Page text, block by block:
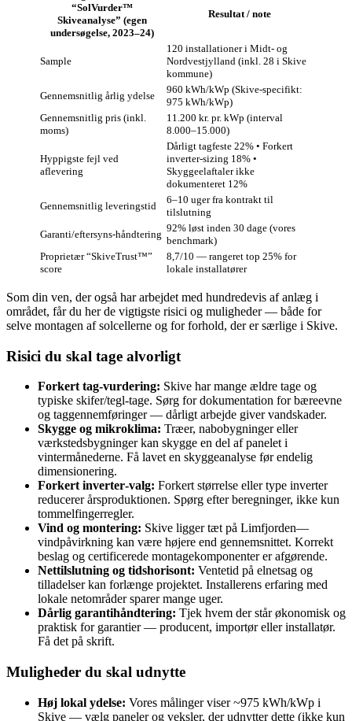
“SolVurder™
Skiveanalyse” (egen
undersøgelse, 2023–24)
Resultat / note
Sample
120 installationer i Midt- og
Nordvestjylland (inkl. 28 i Skive
kommune)
Gennemsnitlig årlig ydelse
960 kWh/kWp (Skive-specifikt:
975 kWh/kWp)
Gennemsnitlig pris (inkl.
moms)
11.200 kr. pr. kWp (interval
8.000–15.000)
Hyppigste fejl ved
aflevering
Dårligt tagfeste 22% • Forkert
inverter‑sizing 18% •
Skyggeelaftaler ikke
dokumenteret 12%
Gennemsnitlig leveringstid
6–10 uger fra kontrakt til
tilslutning
Garanti/eftersyns‑håndtering
92% løst inden 30 dage (vores
benchmark)
Proprietær “SkiveTrust™”
score
8,7/10 — rangeret top 25% for
lokale installatører
Som din ven, der også har arbejdet med hundredevis af anlæg i
området, får du her de vigtigste risici og muligheder — både for
selve montagen af solcellerne og for forhold, der er særlige i Skive.
Risici du skal tage alvorligt
Forkert tag‑vurdering: Skive har mange ældre tage og
typiske skifer/tegl‑tage. Sørg for dokumentation for bæreevne
og taggennemføringer — dårligt arbejde giver vandskader.
Skygge og mikroklima: Træer, nabobygninger eller
værkstedsbygninger kan skygge en del af panelet i
vintermånederne. Få lavet en skyggeanalyse før endelig
dimensionering.
Forkert inverter‑valg: Forkert størrelse eller type inverter
reducerer årsproduktionen. Spørg efter beregninger, ikke kun
tommelfingerregler.
Vind og montering: Skive ligger tæt på Limfjorden—
vindpåvirkning kan være højere end gennemsnittet. Korrekt
beslag og certificerede montagekomponenter er afgørende.
Nettilslutning og tidshorisont: Ventetid på elnetsag og
tilladelser kan forlænge projektet. Installerens erfaring med
lokale netområder sparer mange uger.
Dårlig garantihåndtering: Tjek hvem der står økonomisk og
praktisk for garantier — producent, importør eller installatør.
Få det på skrift.
Muligheder du skal udnytte
Høj lokal ydelse: Vores målinger viser ~975 kWh/kWp i
Skive — vælg paneler og veksler, der udnytter dette (ikke kun